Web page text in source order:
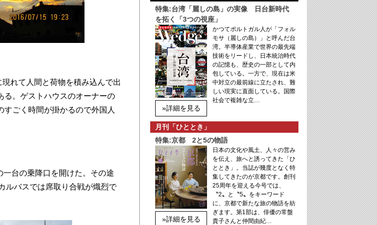
れて人間と荷物を積み込んで出
。ゲストハウスのオーナーの
ごく時間が掛かるので外国人
台の乗降口を開けた。その途
ルバスでは席取り合戦が熾烈で
特集:台湾「麗しの島」の実像 日台新時代
を拓く「3つの視座」
»詳細を見る
かつてポルトガル人が「フォル
モサ（麗しの島）」と呼んだ台
湾。半導体産業で世界の最先端
技術をリードし、日本統治時代
の記憶も、歴史の一部として内
包している。一方で、現在は米
中対立の最前線に立たされ、難
しい現実に直面している。国際
社会で複雑な立…
月刊「ひととき」
特集:京都 2と5の物語
»詳細を見る
日本の文化や風土、人々の営み
を伝え、旅へと誘ってきた「ひ
ととき」。当誌が幾度となく特
集してきたのが京都です。創刊
25周年を迎える今号では、
〝2〟と〝5〟をキーワード
に、京都で新たな旅の物語を紡
ぎます。第1部は、俳優の常盤
貴子さんと仲間由紀…